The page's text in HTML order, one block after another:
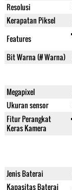
Resolusi
Kerapatan Piksel
Features
Bit Warna (# Warna)
Megapixel
Ukuran sensor
Fitur Perangkat
Keras Kamera
Jenis Baterai
Kapasitas Baterai